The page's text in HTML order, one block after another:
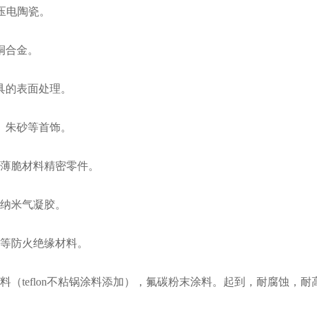
电陶瓷。
金。
的表面处理。
砂等首饰。
脆材料精密零件。
米气凝胶。
防火绝缘材料。
（teflon不粘锅涂料添加），氟碳粉末涂料。起到，耐腐蚀，耐